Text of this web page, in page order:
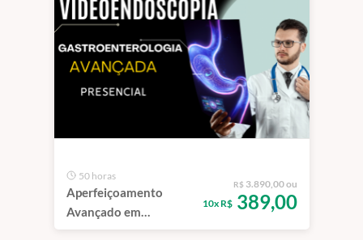
Paulo
50 horas
Aperfeiçoamento
Avançado em
Videoendoscopia &
R$ 3.890,00 ou
10x R$389,00